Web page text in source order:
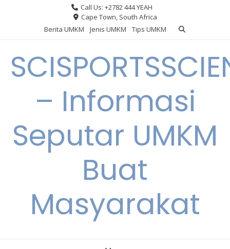
Call Us: +2782 444 YEAH
Cape Town, South Africa
Berita UMKM
Jenis UMKM Tips UMKM
– Informasi
Seputar UMKM
Buat
Masyarakat